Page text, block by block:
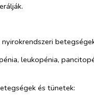
nyirokrendszeri
leukopénia,
és tünetek: